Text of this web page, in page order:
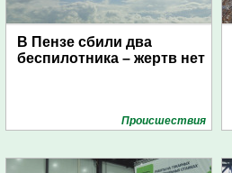
В Пензе сбили два
беспилотника – жертв нет
Проиcшествия